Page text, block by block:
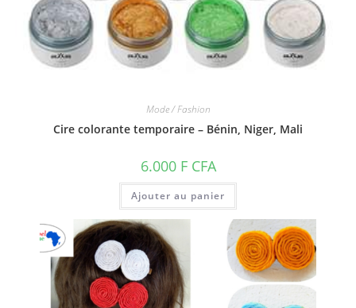
Mode / Fashion
Cire colorante temporaire – Bénin, Niger, Mali
6.000 F CFA
Ajouter au panier